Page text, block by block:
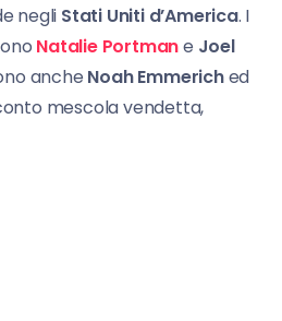
negli Stati Uniti d’America. I
Natalie Portmane Joel
anche Noah Emmeriched
mescola vendetta,